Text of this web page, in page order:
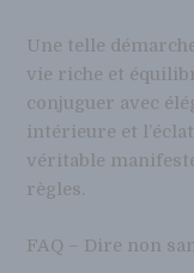
Une telle
vie riche et
conjuguer avec
intérieure et
véritable
règles.
FAQ – Dire non